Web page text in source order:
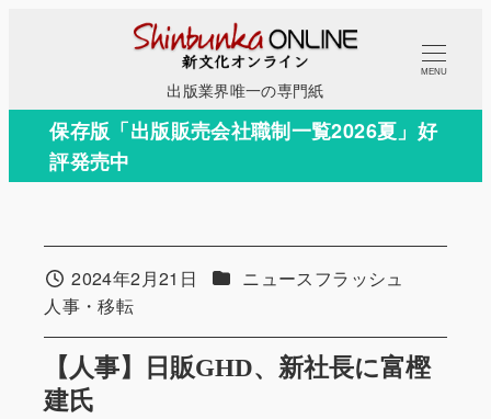
コ
テ
出版業界唯一の専門紙
MENU
保存版「出版販売会社職制一覧2026夏」好
評発売中
【人事】日販GHD、新社長に富樫
建氏
投稿日2024年2月21日 カテゴリー
ニュースフラッシュ
カテゴリー
人事・移転